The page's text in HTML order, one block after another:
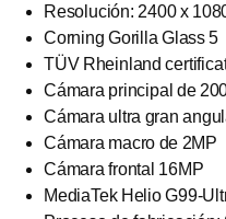
Resolución: 2400 x
Corning Gorilla Glass 5
TÜV Rheinland
Cámara principal de
Cámara ultra gran
Cámara macro de 2MP
Cámara frontal 16MP
MediaTek Helio G99-